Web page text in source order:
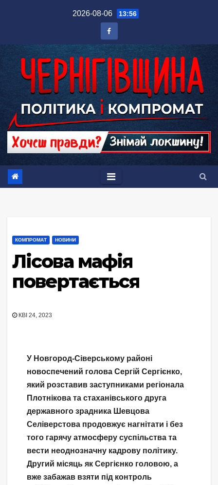
2026-08-06 13:56
КОМПРОМАТ НОВИНИ
Лісова мафія
повертається
КВІ 24, 2023
У Новгород-Сіверському районі
новоспечений голова Сергій Сергієнко,
який розставив заступниками регіонала
Плотнікова та стаханівського друга
державного зрадника Шевцова
Селіверстова продовжує нагнітати і без
того гарячу атмосферу суспільства та
вести неоднозначну кадрову політику.
Другий місяць як Сергієнко головою, а
вже забажав взяти під контроль